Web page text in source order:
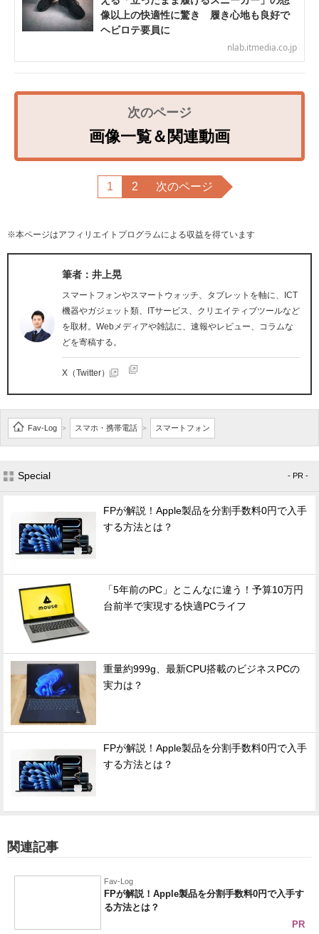
像以上の快適性に驚き 履き心地も良好で
ヘビロテ要員に
nlab.itmedia.co.jp
画像一覧＆関連動画
1 2 次のページ
※本ページはアフィリエイトプログラムによる収益を得ています
筆者：井上晃
スマートフォンやスマートウォッチ、タブレットを軸に、ICT
機器やガジェット類、ITサービス、クリエイティブツールなど
を取材。Webメディアや雑誌に、速報やレビュー、コラムな
どを寄稿する。
X（Twitter）
Fav-Log > スマホ・携帯電話 > スマートフォン
Special - PR -
FPが解説！Apple製品を分割手数料0円で入手
する方法とは？
「5年前のPC」とこんなに違う！予算10万円
台前半で実現する快適PCライフ
重量約999g、最新CPU搭載のビジネスPCの
実力は？
FPが解説！Apple製品を分割手数料0円で入手
する方法とは？
関連記事
Fav-Log
FPが解説！Apple製品を分割手数料0円で入手す
る方法とは？
PR